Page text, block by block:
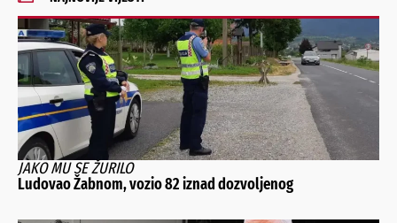
JAKO MU SE ŽURILO
Ludovao Žabnom, vozio 82 iznad dozvoljenog